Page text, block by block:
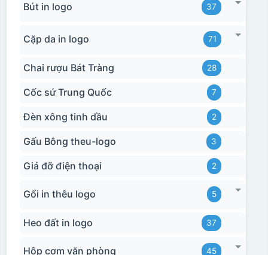
Bút in logo 37
Cặp da in logo 71
Chai rượu Bát Tràng 28
Cốc sứ Trung Quốc 7
Đèn xông tinh dầu 2
Gấu Bông theu-logo 3
Giá đỡ điện thoại 2
Gối in thêu logo 5
Heo đất in logo 37
Hộp cơm văn phòng 45